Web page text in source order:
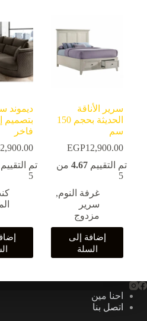
يمكن
اختيار
الخيارات
المنتج
سرير الأناقة
الحديثة بحجم 150
سم
EGP12,900.00
تم التقييم 4.67من
5
غرفة النوم,
سرير
مزدوج
إضافة إلى
السلة
ديموند
بتصميم
فاخر
تم
5
احنا مين
اتصل بنا